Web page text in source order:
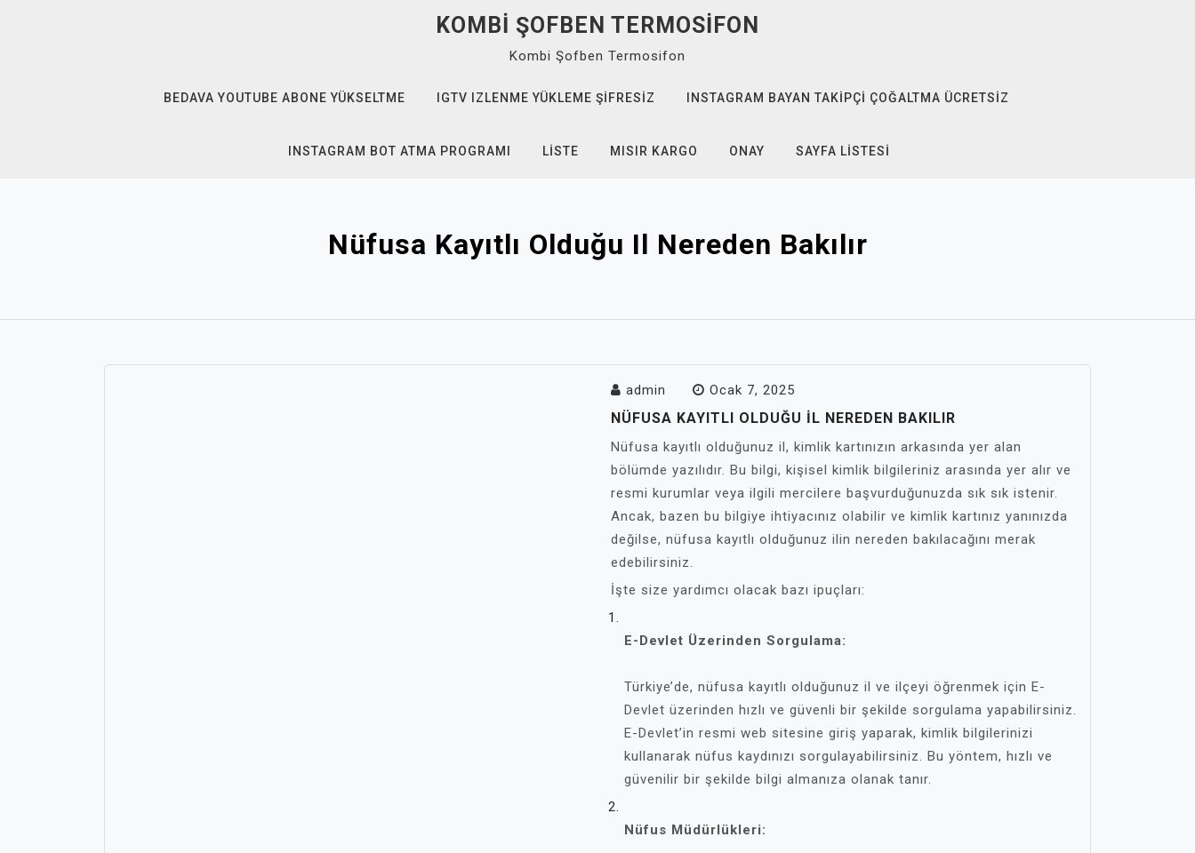
KOMBI ŞOFBEN TERMOSIFON
Kombi Şofben Termosifon
BEDAVA YOUTUBE ABONE YÜKSELTME IGTV IZLENME YÜKLEME ŞIFRESIZ INSTAGRAM BAYAN TAKIPÇI ÇOĞALTMA ÜCRETSIZ
INSTAGRAM BOT ATMA PROGRAMI LISTE MISIR KARGO ONAY SAYFA LISTESI
Nüfusa Kayıtlı Olduğu Il Nereden Bakılır
admin Ocak 7, 2025
NÜFUSA KAYITLI OLDUĞU IL NEREDEN BAKILIR
Nüfusa kayıtlı olduğunuz il, kimlik kartınızın arkasında yer alan
bölümde yazılıdır. Bu bilgi, kişisel kimlik bilgileriniz arasında yer alır ve
resmi kurumlar veya ilgili mercilere başvurduğunuzda sık sık istenir.
Ancak, bazen bu bilgiye ihtiyacınız olabilir ve kimlik kartınız yanınızda
değilse, nüfusa kayıtlı olduğunuz ilin nereden bakılacağını merak
edebilirsiniz.
İşte size yardımcı olacak bazı ipuçları:
E-Devlet Üzerinden Sorgulama:
Türkiye’de, nüfusa kayıtlı olduğunuz il ve ilçeyi öğrenmek için E-
Devlet üzerinden hızlı ve güvenli bir şekilde sorgulama yapabilirsiniz.
E-Devlet’in resmi web sitesine giriş yaparak, kimlik bilgilerinizi
kullanarak nüfus kaydınızı sorgulayabilirsiniz. Bu yöntem, hızlı ve
güvenilir bir şekilde bilgi almanıza olanak tanır.
Nüfus Müdürlükleri: